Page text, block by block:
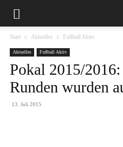
Start Aktuelles Fußball Aktiv
Aktuelles Fußball Aktiv
Pokal 2015/
Runden wurden
13. Juli 2015